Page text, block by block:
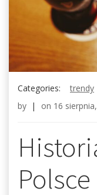
Categories:
trendy
by | on 16
Polsce